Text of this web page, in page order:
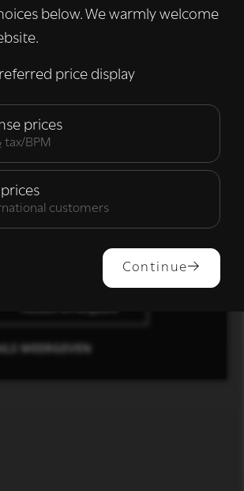
below. We warmly welcome
price display
prices
tax/BPM
customers
Continue
combineren met andere
die u aan hen heeft verstrekt of
Lees verder
Prestatie Targeting
ALLES ACCEPTEREN
WEERGEVEN